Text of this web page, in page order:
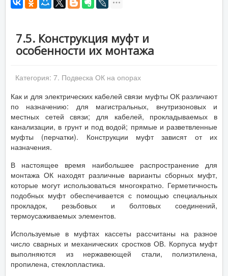
7.5. Конструкция муфт и
особенности их монтажа
Категория: 7. Подвеска ОК на опорах
Как и для электрических кабелей связи муфты ОК различают
по назначению: для магистральных, внутризоновых и
местных сетей связи; для кабелей, прокладываемых в
канализации, в грунт и под водой; прямые и разветвленные
муфты (перчатки). Конструкции муфт зависят от их
назначения.
В настоящее время наибольшее распространение для
монтажа ОК находят различные варианты сборных муфт,
которые могут использоваться многократно. Герметичность
подобных муфт обеспечивается с помощью специальных
прокладок, резьбовых и болтовых соединений,
термоусаживаемых элементов.
Используемые в муфтах кассеты рассчитаны на разное
число сварных и механических сростков ОВ. Корпуса муфт
выполняются из нержавеющей стали, полиэтилена,
пропилена, стеклопластика.